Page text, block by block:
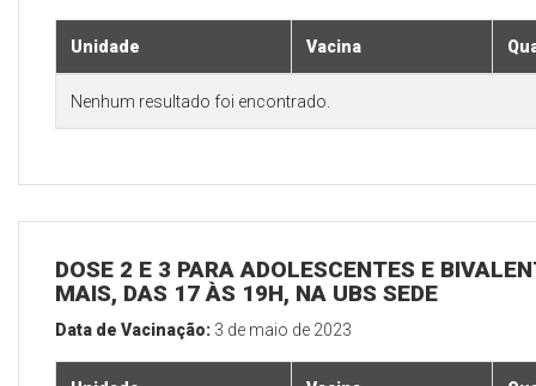
Unidade Vacina
Nenhum resultado foi encontrado.
DOSE 2 E 3 PARA ADOLESCENTES E
MAIS, DAS 17 ÀS 19H, NA UBS SEDE
Data de Vacinação: 3 de maio de 2023